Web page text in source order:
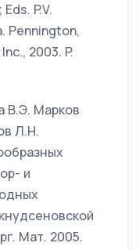
P.V.
Pennington,
2003. P.
В.Э. Марков
Л.Н.
и
Мат. 2005.